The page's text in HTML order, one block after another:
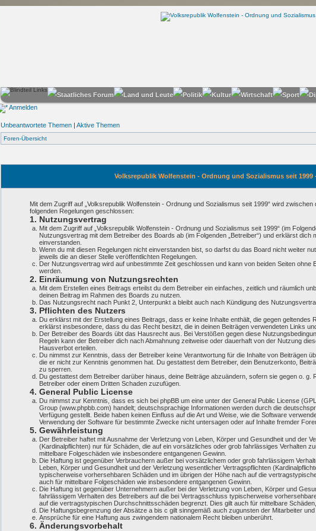
Anmelden
Unbeantwortete Themen | Aktive Themen
Foren-Übersicht
Volksrepublik Wolfenstein - Ordnung und Sozialismus seit 1999
Mit dem Zugriff auf „Volksrepublik Wolfenstein - Ordnung und Sozialismus seit 1999“ wird
folgenden Regelungen geschlossen:
1. Nutzungsvertrag
Mit dem Zugriff auf „Volksrepublik Wolfenstein - Ordnung und Sozialismus seit 1999“ (im
Nutzungsvertrag mit dem Betreiber des Boards ab (im Folgenden „Betreiber“) und erklärst dich
einverstanden.
Wenn du mit diesen Regelungen nicht einverstanden bist, so darfst du das Board nicht weiter
jeweils die an dieser Stelle veröffentlichten Regelungen.
Der Nutzungsvertrag wird auf unbestimmte Zeit geschlossen und kann von beiden Seiten ohne
werden.
2. Einräumung von Nutzungsrechten
Mit dem Erstellen eines Beitrags erteilst du dem Betreiber ein einfaches, zeitlich und räumlich
deinen Beitrag im Rahmen des Boards zu nutzen.
Das Nutzungsrecht nach Punkt 2, Unterpunkt a bleibt auch nach Kündigung des
3. Pflichten des Nutzers
Du erklärst mit der Erstellung eines Beitrags, dass er keine Inhalte enthält, die gegen geltendes
erklärst insbesondere, dass du das Recht besitzt, die in deinen Beiträgen verwendeten Links
Der Betreiber des Boards übt das Hausrecht aus. Bei Verstößen gegen diese
Regeln kann der Betreiber dich nach Abmahnung zeitweise oder dauerhaft von der Nutzung
Hausverbot erteilen.
Du nimmst zur Kenntnis, dass der Betreiber keine Verantwortung für die Inhalte von Beiträgen
die er nicht zur Kenntnis genommen hat. Du gestattest dem Betreiber, dein Benutzerkonto,
zu sperren.
Du gestattest dem Betreiber darüber hinaus, deine Beiträge abzuändern, sofern sie gegen o. g.
Betreiber oder einem Dritten Schaden zuzufügen.
4. General Public License
Du nimmst zur Kenntnis, dass es sich bei phpBB um eine unter der General Public License
Group (www.phpbb.com) handelt; deutschsprachige Informationen werden durch die
Verfügung gestellt. Beide haben keinen Einfluss auf die Art und Weise, wie die Software
Verwendung der Software für bestimmte Zwecke nicht untersagen oder auf Inhalte fremder
5. Gewährleistung
Der Betreiber haftet mit Ausnahme der Verletzung von Leben, Körper und Gesundheit und der
(Kardinalpflichten) nur für Schäden, die auf ein vorsätzliches oder grob fahrlässiges Verhalten
mittelbare Folgeschäden wie insbesondere entgangenen Gewinn.
Die Haftung ist gegenüber Verbrauchern außer bei vorsätzlichem oder grob fahrlässigem
Leben, Körper und Gesundheit und der Verletzung wesentlicher Vertragspflichten
typischerweise vorhersehbaren Schäden und im übrigen der Höhe nach auf die
auch für mittelbare Folgeschäden wie insbesondere entgangenen Gewinn.
Die Haftung ist gegenüber Unternehmern außer bei der Verletzung von Leben, Körper und
fahrlässigem Verhalten des Betreibers auf die bei Vertragsschluss typischerweise
auf die vertragstypischen Durchschnittsschäden begrenzt. Dies gilt auch für mittelbare
Die Haftungsbegrenzung der Absätze a bis c gilt sinngemäß auch zugunsten der Mitarbeiter und
Ansprüche für eine Haftung aus zwingendem nationalem Recht bleiben unberührt.
6. Änderungsvorbehalt